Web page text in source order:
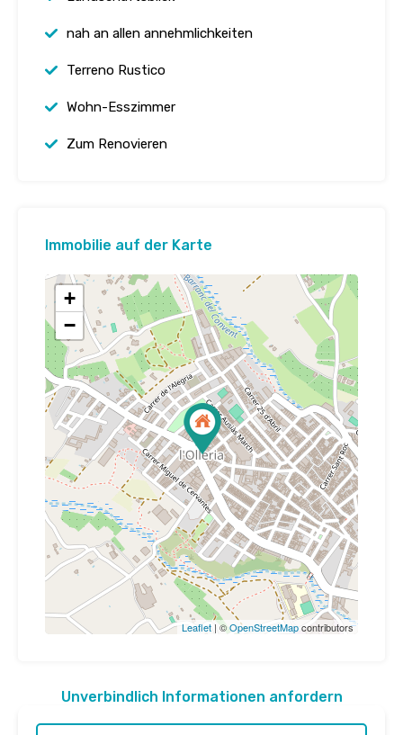
nah an allen annehmlichkeiten
Terreno Rustico
Wohn-Esszimmer
Zum Renovieren
Immobilie auf der Karte
+
−
Leaflet | ©OpenStreetMapcontributors
Unverbindlich Informationen anfordern